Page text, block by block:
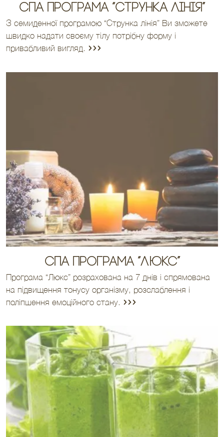
Спа програма “Струнка лінія”
З семиденної програмою “Струнка лінія” Ви зможете
швидко надати своєму тілу потрібну форму і
привабливий вигляд.
Спа програма “Люкс”
Програма “Люкс” розрахована на 7 днів і спрямована
на підвищення тонусу організму, розслаблення і
поліпшення емоційного стану.